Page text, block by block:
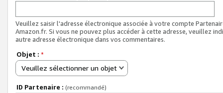
Veuillez saisir l'adresse électronique associée à votre compte
Amazon.fr. Si vous ne pouvez plus accéder à cette adresse, veuillez
autre adresse électronique dans vos commentaires.
Objet : *
Veuillez sélectionner un objet
ID Partenaire : (recommandé)